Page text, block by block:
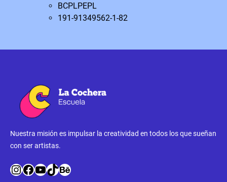
BCPLPEPL
191-91349562-1-82
Nuestra misión es impulsar la creatividad en todos los que sueñan
con ser artistas.
InstagramFacebook YouTube TikTok Behance